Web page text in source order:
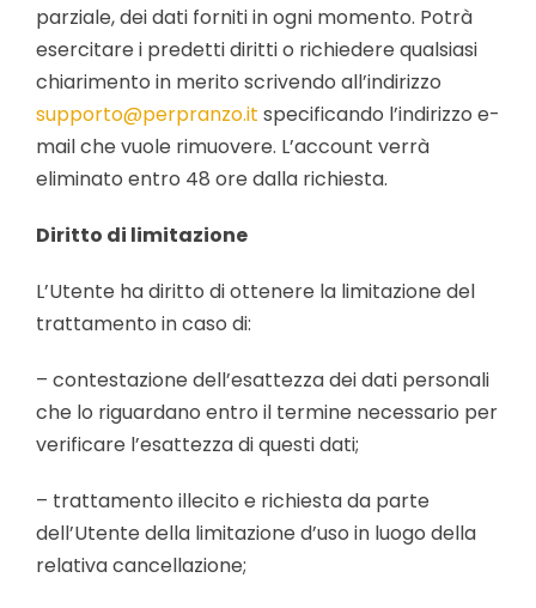
parziale, dei dati forniti in ogni momento. Potrà
esercitare i predetti diritti o richiedere qualsiasi
chiarimento in merito scrivendo all’indirizzo
supporto@perpranzo.it specificando l’indirizzo e-
mail che vuole rimuovere. L’account verrà
eliminato entro 48 ore dalla richiesta.
Diritto di limitazione
L’Utente ha diritto di ottenere la limitazione del
trattamento in caso di:
– contestazione dell’esattezza dei dati personali
che lo riguardano entro il termine necessario per
verificare l’esattezza di questi dati;
– trattamento illecito e richiesta da parte
dell’Utente della limitazione d’uso in luogo della
relativa cancellazione;